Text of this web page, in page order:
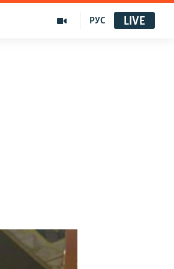
РУС LIVE